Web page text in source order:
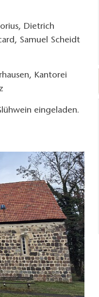
Dietrich
Samuel Scheidt
Kantorei
eingeladen.